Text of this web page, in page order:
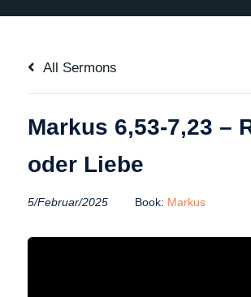
All Sermons
Markus 6,53-7,23 –
oder Liebe
5/Februar/2025 Book: Markus